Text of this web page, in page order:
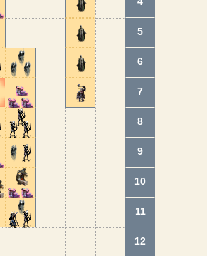
5
6
7
8
9
10
11
12